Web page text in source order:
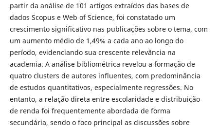
partir da análise de 101 artigos extraídos das bases de
dados Scopus e Web of Science, foi constatado um
crescimento significativo nas publicações sobre o tema, com
um aumento médio de 1,49% a cada ano ao longo do
período, evidenciando sua crescente relevância na
academia. A análise bibliométrica revelou a formação de
quatro clusters de autores influentes, com predominância
de estudos quantitativos, especialmente regressões. No
entanto, a relação direta entre escolaridade e distribuição
de renda foi frequentemente abordada de forma
secundária, sendo o foco principal as discussões sobre